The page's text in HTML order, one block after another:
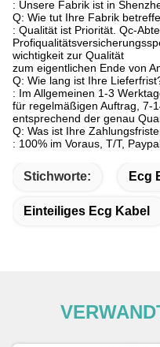
: Unsere Fabrik ist in
Q: Wie tut Ihre Fabrik
: Qualität ist Priorität. Qc-
wichtigkeit zur Qualität
zum eigentlichen Ende von
Q: Wie lang ist Ihre
: Im Allgemeinen 1-3
für regelmäßigen Auftrag, 7-
entsprechend der genau
Q: Was ist Ihre
: 100% im Voraus, T/T,
Stichworte: Ecg
Einteiliges Ecg Kabel